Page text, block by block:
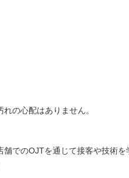
の心配はありません。
でのOJTを通じて接客や技術を